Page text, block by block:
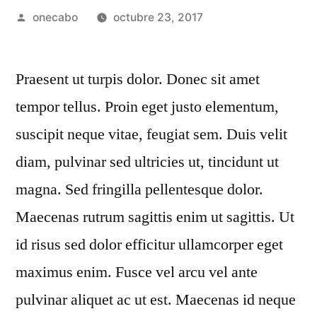
Publicado
onecabo octubre 23, 2017
Praesent ut turpis dolor. Donec sit amet
tempor tellus. Proin eget justo elementum,
suscipit neque vitae, feugiat sem. Duis velit
diam, pulvinar sed ultricies ut, tincidunt ut
magna. Sed fringilla pellentesque dolor.
Maecenas rutrum sagittis enim ut sagittis. Ut
id risus sed dolor efficitur ullamcorper eget
maximus enim. Fusce vel arcu vel ante
pulvinar aliquet ac ut est. Maecenas id neque